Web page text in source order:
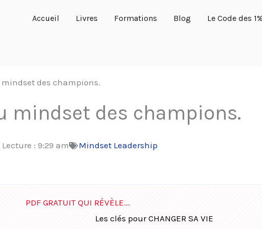
Accueil Livres Formations Blog Le Code des
mindset des champions.
mindset des champions.
: 9:29 am Mindset Leadership
PDF GRATUIT QUI RÉVÈLE...
Les clés pour CHANGER SA VIE